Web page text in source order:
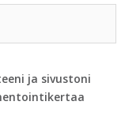
ja sivustoni